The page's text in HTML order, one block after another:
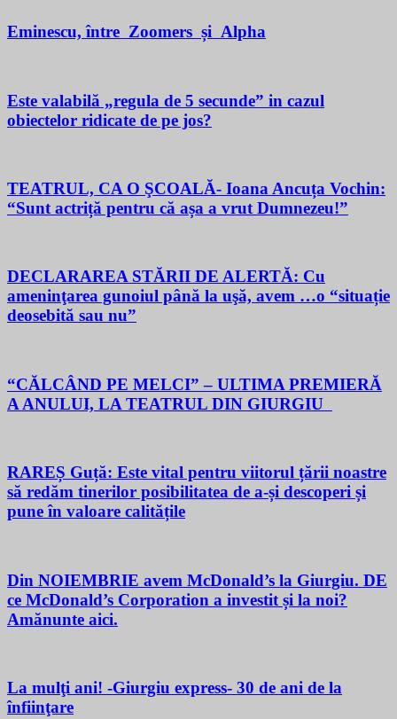
Eminescu, între Zoomers și Alpha
Este valabilă „regula de 5 secunde” in cazul
obiectelor ridicate de pe jos?
TEATRUL, CA O ŞCOALĂ- Ioana Ancuța Vochin:
“Sunt actriță pentru că așa a vrut Dumnezeu!”
DECLARAREA STĂRII DE ALERTĂ: Cu
ameninţarea gunoiul până la uşă, avem …o “situație
deosebită sau nu”
“CĂLCÂND PE MELCI” – ULTIMA PREMIERĂ
A ANULUI, LA TEATRUL DIN GIURGIU
RAREȘ Guță: Este vital pentru viitorul țării noastre
să redăm tinerilor posibilitatea de a-și descoperi și
pune în valoare calitățile
Din NOIEMBRIE avem McDonald’s la Giurgiu. DE
ce McDonald’s Corporation a investit și la noi?
Amănunte aici.
La mulţi ani! -Giurgiu express- 30 de ani de la
înfiinţare